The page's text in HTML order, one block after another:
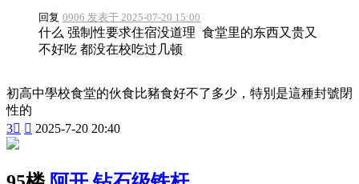
回复 0906 发表于 2025-07-20 15:00
什么 强制性要求住宿没道理 食堂里的东西又贵又
不好吃 都没在校吃过几顿
初高中學校食堂的伙食比豬食好不了多少，特別是這種封號閉
性的
3  2025-7-20 20:40